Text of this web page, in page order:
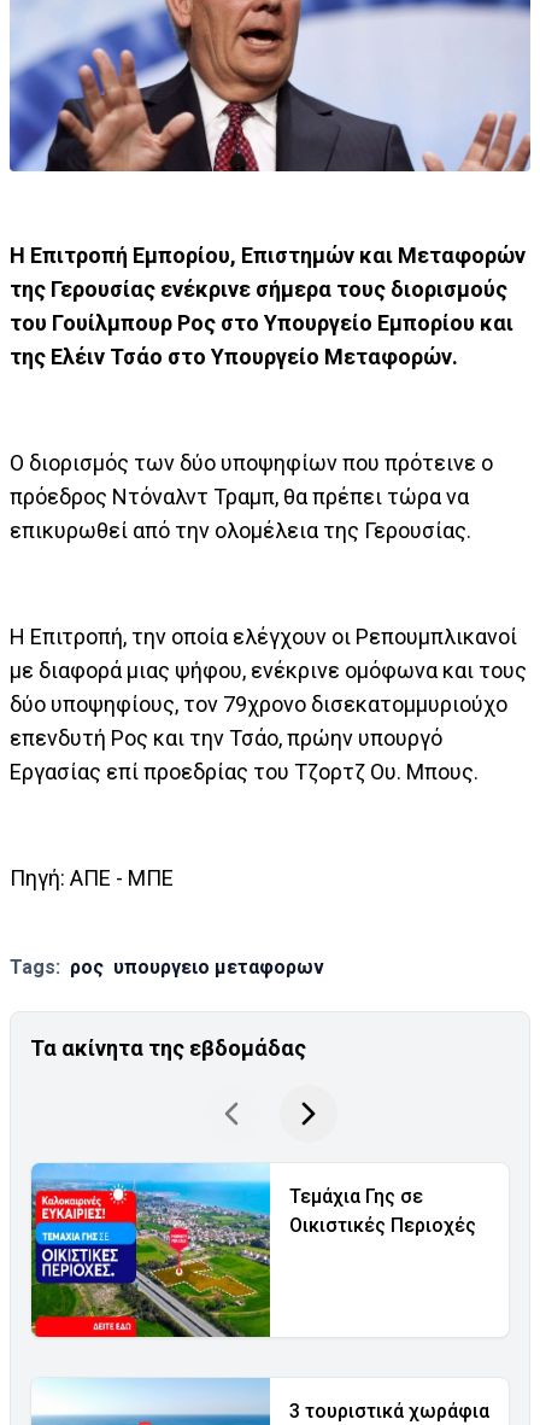
Η Επιτροπή Εμπορίου, Επιστημών και Μεταφορών
της Γερουσίας ενέκρινε σήμερα τους διορισμούς
του Γουίλμπουρ Ρος στο Υπουργείο Εμπορίου και
της Ελέιν Τσάο στο Υπουργείο Μεταφορών.
Ο διορισμός των δύο υποψηφίων που πρότεινε ο
πρόεδρος Ντόναλντ Τραμπ, θα πρέπει τώρα να
επικυρωθεί από την ολομέλεια της Γερουσίας.
Η Επιτροπή, την οποία ελέγχουν οι Ρεπουμπλικανοί
με διαφορά μιας ψήφου, ενέκρινε ομόφωνα και τους
δύο υποψηφίους, τον 79χρονο δισεκατομμυριούχο
επενδυτή Ρος και την Τσάο, πρώην υπουργό
Εργασίας επί προεδρίας του Τζορτζ Ου. Μπους.
Πηγή: AΠΕ - ΜΠΕ
Tags: ρος υπουργειο μεταφορων
Τα ακίνητα της εβδομάδας
Τεμάχια Γης σε
Οικιστικές Περιοχές
3 τουριστικά χωράφια